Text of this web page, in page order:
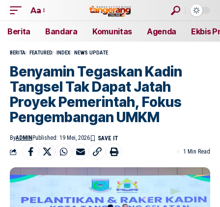
Aa
Berita Bandara Komunitas Agenda Ekbis
BERITA FEATURED INDEX NEWS UPDATE
Benyamin Tegaskan Kadin
Tangsel Tak Dapat Jatah
Proyek Pemerintah, Fokus
Pengembangan UMKM
ByADMIN Published: 19 Mei, 2026
1 Min Read